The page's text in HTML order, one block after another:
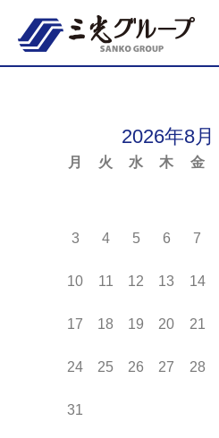
content
2026年8月
月 火 水 木 金
3 4 5 6 7
10 11 12 13 14
17 18 19 20 21
24 25 26 27 28
31